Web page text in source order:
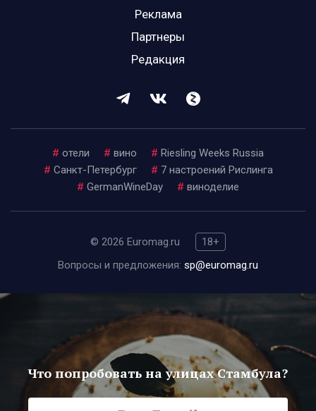
Реклама
Партнеры
Редакция
# отели # вино # Riesling Weeks Russia
# Санкт-Петербург # 7 настроений Рислинга
# GermanWineDay # виноделие
© 2026 Euromag.ru
18+
Вопросы и предложения: sp@euromag.ru
Что попробовать на улицах Стамбула?